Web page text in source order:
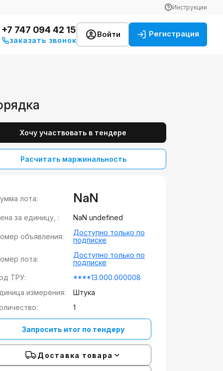
Инструкции
+7 747 094 42 15
заказать звонок
Войти Регистрация
Хочу участвовать в тендере
Расчитать маржинальность
лота: NaN
за единицу, : NaN undefined
объявления:
Доступно только по
подписке
лота:
Доступно только по
подписке
ТРУ:
****13.000.000008
измерения:
Штука
1
Запросить итог по тендеру
Доставка товара